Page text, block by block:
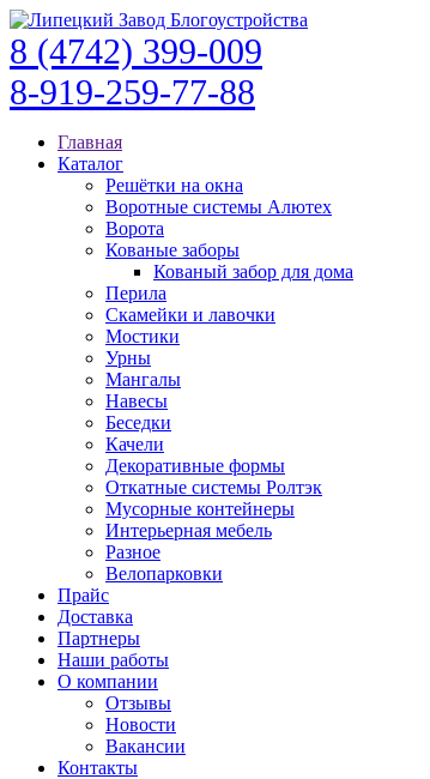
8 (4742) 399-009
8-919-259-77-88
Главная
Каталог
Решётки на окна
Воротные системы Алютех
Ворота
Кованые заборы
Кованый забор для дома
Перила
Скамейки и лавочки
Мостики
Урны
Мангалы
Навесы
Беседки
Качели
Декоративные формы
Откатные системы Ролтэк
Мусорные контейнеры
Интерьерная мебель
Разное
Велопарковки
Прайс
Доставка
Партнеры
Наши работы
О компании
Отзывы
Новости
Вакансии
Контакты